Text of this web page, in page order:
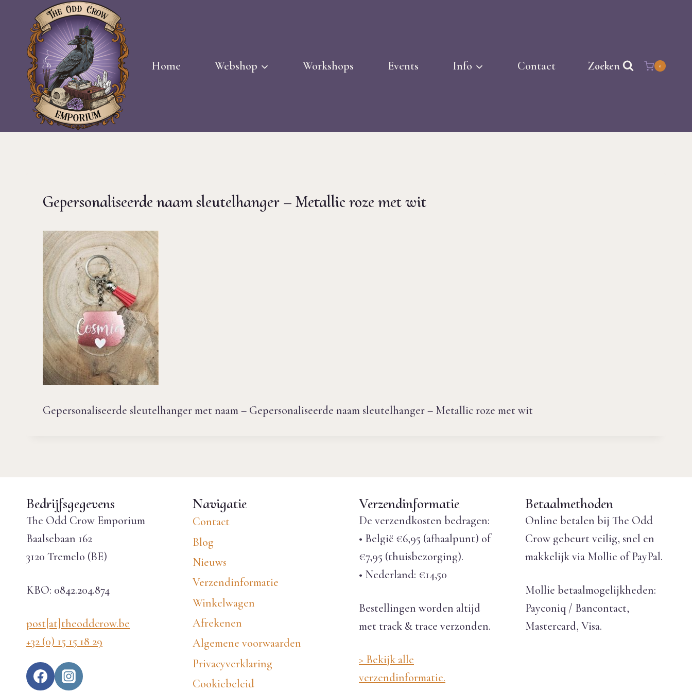
Doorgaan
inhoud
Home
Webshop Workshops Events Info Contact Zoeken 0
Gepersonaliseerde naam sleutelhanger – Metallic roze met wit
Gepersonaliseerde sleutelhanger met naam – Gepersonaliseerde naam sleutelhanger – Metallic roze met wit
Bedrijfsgegevens
The Odd Crow Emporium
Baalsebaan 162
3120 Tremelo (BE)
KBO: 0842.204.874
post[at]theoddcrow.be
+32 (0) 15 15 18 29
Navigatie
Contact
Blog
Nieuws
Verzendinformatie
Winkelwagen
Afrekenen
Algemene voorwaarden
Privacyverklaring
Cookiebeleid
Verzendinformatie
De verzendkosten bedragen:
• België €6,95 (afhaalpunt) of
€7,95 (thuisbezorging).
• Nederland: €14,50
Bestellingen worden altijd
met track & trace verzonden.
> Bekijk alle
verzendinformatie.
Betaalmethoden
Online betalen bij The Odd
Crow gebeurt veilig, snel en
makkelijk via Mollie of PayPal.
Mollie betaalmogelijkheden:
Payconiq / Bancontact,
Mastercard, Visa.